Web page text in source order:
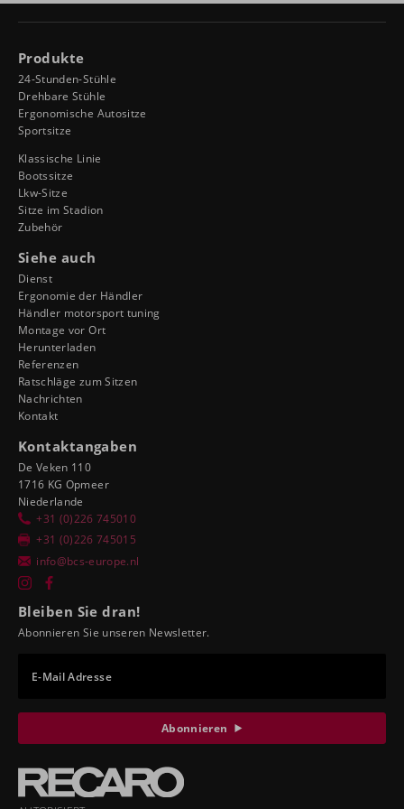
Produkte
24-Stunden-Stühle
Drehbare Stühle
Ergonomische Autositze
Sportsitze
Klassische Linie
Bootssitze
Lkw-Sitze
Sitze im Stadion
Zubehör
Siehe auch
Dienst
Ergonomie der Händler
Händler motorsport tuning
Montage vor Ort
Herunterladen
Referenzen
Ratschläge zum Sitzen
Nachrichten
Kontakt
Kontaktangaben
De Veken 110
1716 KG Opmeer
Niederlande
+31 (0)226 745010
+31 (0)226 745015
info@bcs-europe.nl
Bleiben Sie dran!
Abonnieren Sie unseren Newsletter.
E-Mail Adresse
Abonnieren